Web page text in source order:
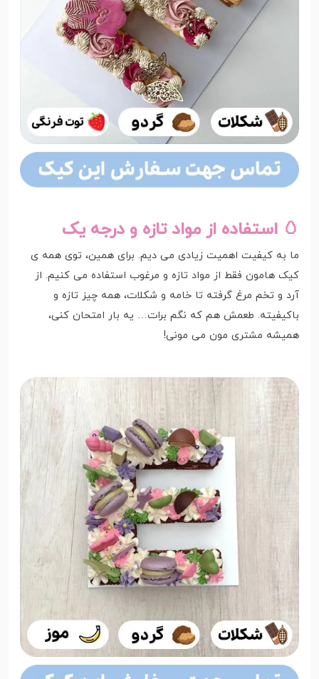
🥚 استفاده از مواد تازه و درجه یک
ما به کیفیت اهمیت زیادی می دیم. برای همین، توی همه ی
کیک هامون فقط از مواد تازه و مرغوب استفاده می کنیم. از
آرد و تخم مرغ گرفته تا خامه و شکلات، همه چیز تازه و
باکیفیته. طعمش هم که نگم برات… یه بار امتحان کنی،
همیشه مشتری مون می مونی!